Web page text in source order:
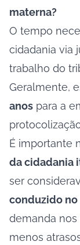
materna?
O tempo
cidadania via
trabalho do
Geralmente,
anos para a
É importante
da cidadania
ser
conduzido no
demanda nos
menos